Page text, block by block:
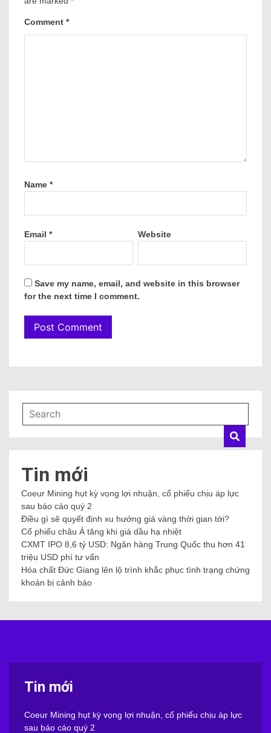
Comment *
Name *
Email * Website
Save my name, email, and website in this browser
for the next time I comment.
Tin mới
Coeur Mining hụt kỳ vọng lợi nhuận, cổ phiếu chịu áp lực
sau báo cáo quý 2
Điều gì sẽ quyết định xu hướng giá vàng thời gian tới?
Cổ phiếu châu Á tăng khi giá dầu hạ nhiệt
CXMT IPO 8,6 tỷ USD: Ngân hàng Trung Quốc thu hơn 41
triệu USD phí tư vấn
Hóa chất Đức Giang lên lộ trình khắc phục tình trạng chứng
khoán bị cảnh báo
Tin mới
Coeur Mining hụt kỳ vọng lợi nhuận, cổ phiếu chịu áp lực
sau báo cáo quý 2